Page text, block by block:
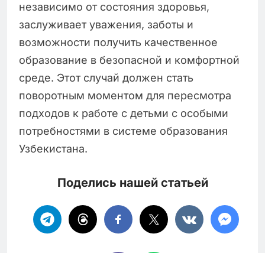
независимо от состояния здоровья,
заслуживает уважения, заботы и
возможности получить качественное
образование в безопасной и комфортной
среде. Этот случай должен стать
поворотным моментом для пересмотра
подходов к работе с детьми с особыми
потребностями в системе образования
Узбекистана.
Поделись нашей статьей